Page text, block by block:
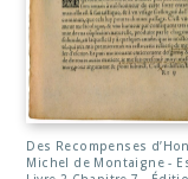
Des Recompenses
Michel de Montaigne -